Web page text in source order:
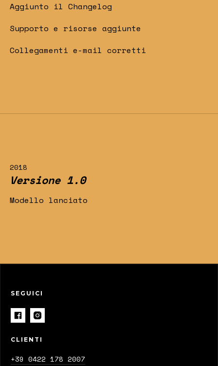
Aggiunto il Changelog
Supporto e risorse aggiunte
Collegamenti e-mail corretti
2018
Versione 1.0
Modello lanciato
SEGUICI
CLIENTI
+39 0422 178 2007